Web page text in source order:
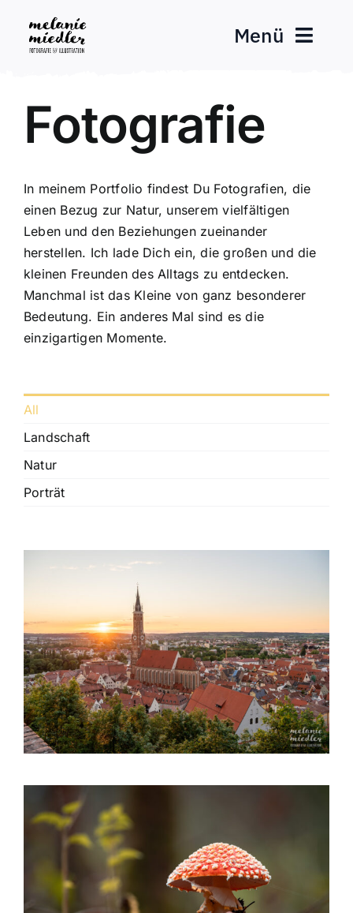
Inhalt
springen
Menü
Aquarellkunst
Über mich
Kontakt
Fotografie
In meinem Portfolio findest Du Fotografien, die
einen Bezug zur Natur, unserem vielfältigen
Leben und den Beziehungen zueinander
herstellen. Ich lade Dich ein, die großen und die
kleinen Freunden des Alltags zu entdecken.
Manchmal ist das Kleine von ganz besonderer
Bedeutung. Ein anderes Mal sind es die
einzigartigen Momente.
All
Landschaft
Natur
Porträt